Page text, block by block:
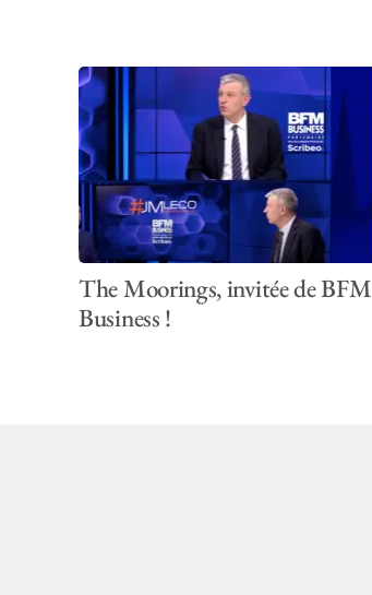
The Moorings, invitée de BFM
Business !